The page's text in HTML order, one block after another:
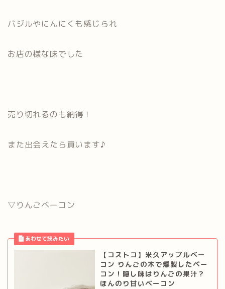
バジルやにんにくも感じられ
お店の様な味でした
売り切れるのも納得！
また出会えたら買います♪
▽りんごベーコン
【コストコ】米久アップルベー
コン りんごの木で燻製したベー
コン！隠し味はりんごの果汁？
ほんのり甘いベーコン